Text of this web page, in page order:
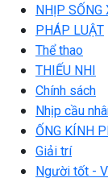
NHỊP SỐNG
PHÁP LUẬT
Thể thao
THIẾU NHI
Chính sách
Nhịp cầu
ỐNG KÍNH
Giải trí
Người tốt -